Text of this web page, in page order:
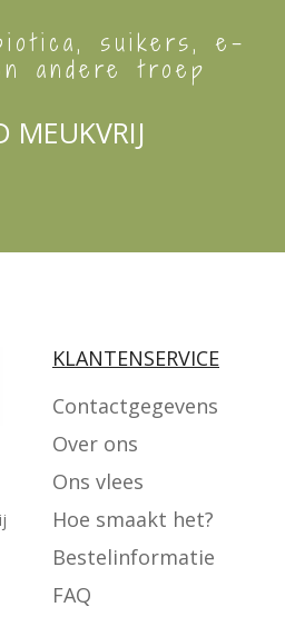
suikers, e-
andere troep
MEUKVRIJ
KLANTENSERVICE
Contactgegevens
Over ons
Ons vlees
Hoe smaakt het?
Bestelinformatie
FAQ